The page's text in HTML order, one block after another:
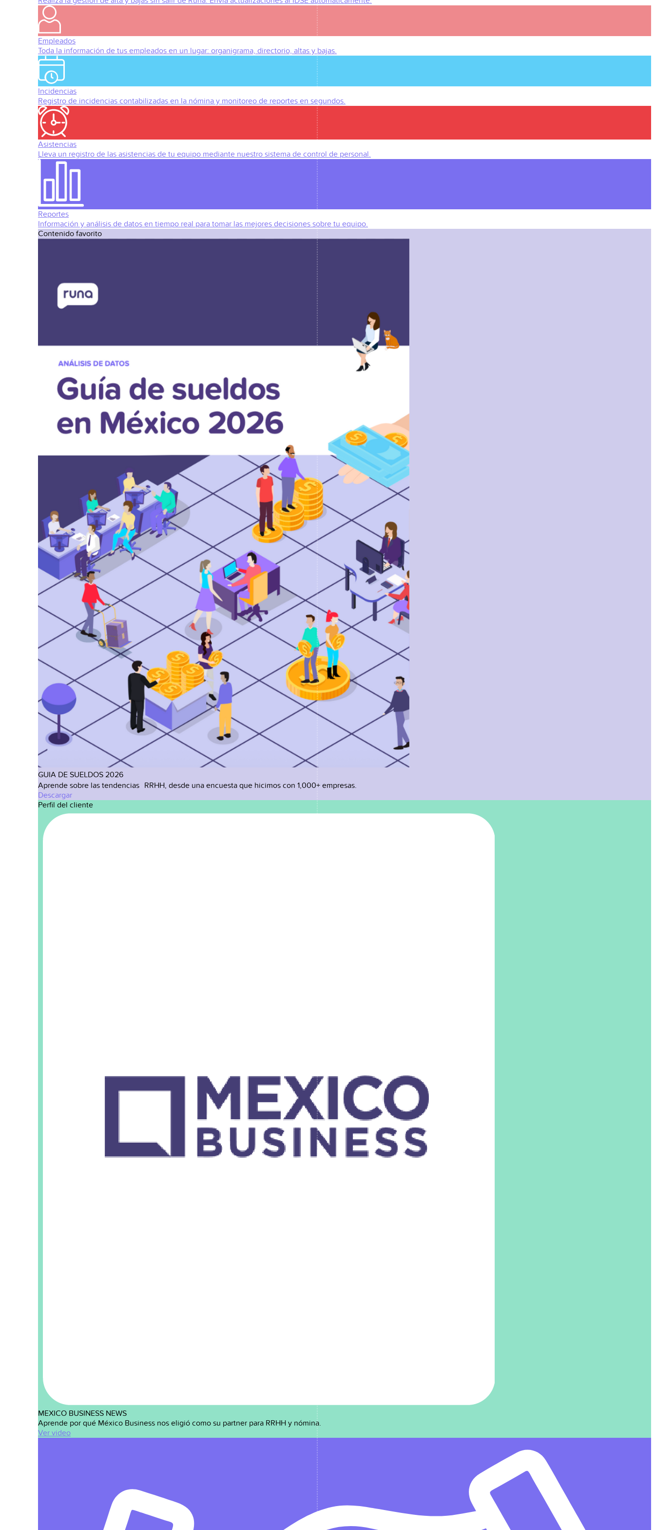
Empleados
Toda la información de tus empleados en un lugar: organigrama, directorio, altas y bajas.
Incidencias
Registro de incidencias contabilizadas en la nómina y monitoreo de reportes en segundos.
Asistencias
Lleva un registro de las asistencias de tu equipo mediante nuestro sistema de control de personal.
Reportes
Información y análisis de datos en tiempo real para tomar las mejores decisiones sobre tu equipo.
Contenido favorito
GUIA DE SUELDOS 2026
Aprende sobre las tendencias RRHH, desde una encuesta que hicimos con 1,000+ empresas.
Descargar
Perfil del cliente
MEXICO BUSINESS NEWS
Aprende por qué México Business nos eligió como su partner para RRHH y nómina.
Ver video